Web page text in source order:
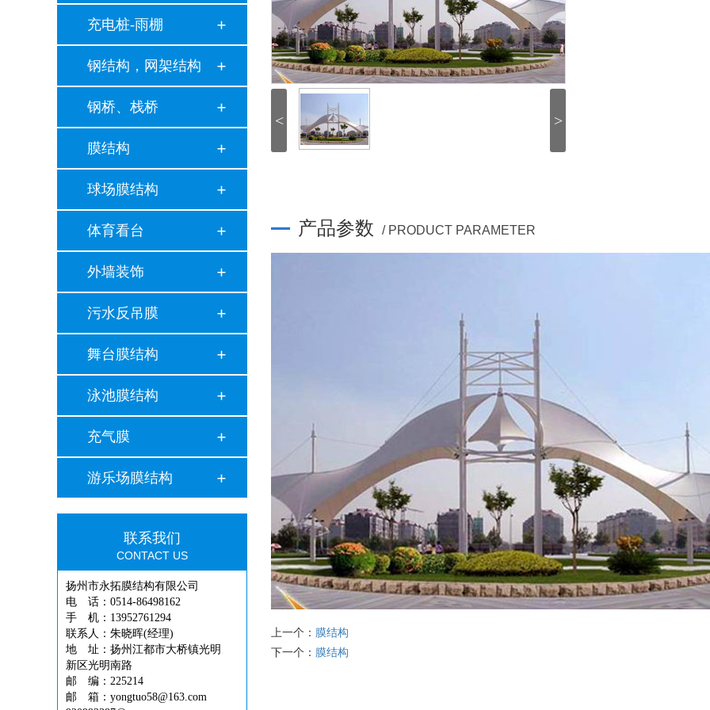
充电桩-雨棚
钢结构，网架结构
钢桥、栈桥
膜结构
球场膜结构
体育看台
外墙装饰
污水反吊膜
舞台膜结构
泳池膜结构
充气膜
游乐场膜结构
联系我们
CONTACT US
扬州市永拓膜结构有限公司
电 话：0514-86498162
手 机：13952761294
联系人：朱晓晖(经理)
地 址：扬州江都市大桥镇光明
新区光明南路
邮 编：225214
邮 箱：yongtuo58@163.com
< >
产品参数 / PRODUCT PARAMETER
上一个： 膜结构
下一个： 膜结构